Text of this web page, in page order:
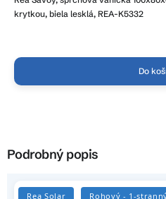
krytkou, biela lesklá, REA-K5332
Do
Podrobný popis
Rea Solar Rohový - 1-